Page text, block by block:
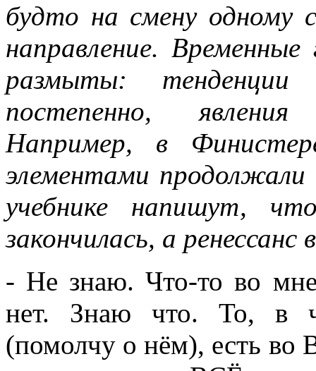
будто на смену одному
направление.
размыты:
постепенно,
Например, в
элементами
учебнике напишут,
закончилась, а ренессанс
- Не знаю. Что-то во
нет. Знаю что. То, в
(помолчу о нём), есть во